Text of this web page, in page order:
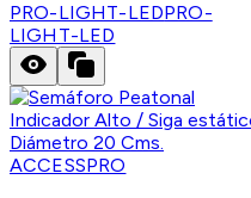
PRO-LIGHT-LEDPRO-
LIGHT-LED
ACCESSPRO